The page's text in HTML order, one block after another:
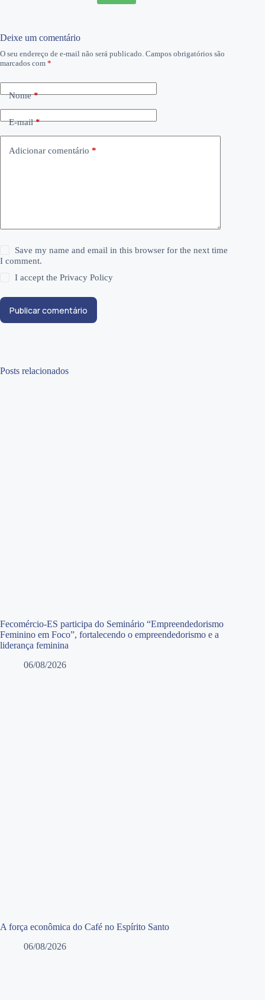
Deixe um comentário
O seu endereço de e-mail não será publicado. Campos obrigatórios são
marcados com *
Nome*
E-mail*
Adicionar comentário *
Save my name and email in this browser for the next time
I comment.
I accept thePrivacy Policy
Publicar comentário
Posts relacionados
Fecomércio-ES participa do Seminário “Empreendedorismo
Feminino em Foco”, fortalecendo o empreendedorismo e a
liderança feminina
06/08/2026
A força econômica do Café no Espírito Santo
06/08/2026